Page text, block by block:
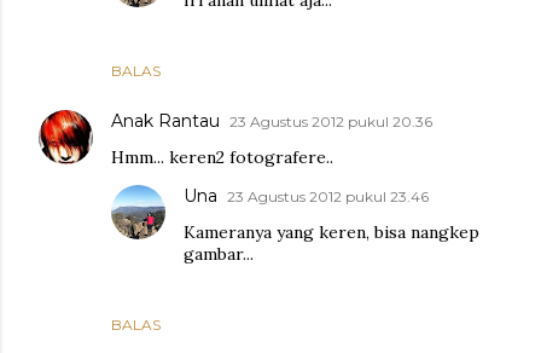
BALAS
Anak Rantau 23 Agustus 2012 pukul 20.36
Hmm... keren2 fotografere..
BALAS
Una 23 Agustus 2012 pukul 23.46
Kameranya yang keren, bisa nangkep
gambar...